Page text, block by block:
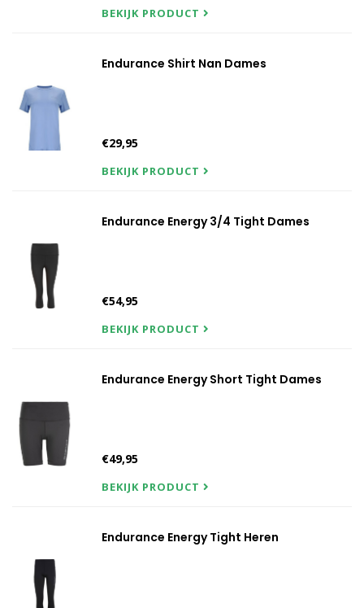
BEKIJK PRODUCT
Endurance Shirt Nan Dames
€29,95
BEKIJK PRODUCT
Endurance Energy 3/4 Tight Dames
€54,95
BEKIJK PRODUCT
Endurance Energy Short Tight Dames
€49,95
BEKIJK PRODUCT
Endurance Energy Tight Heren